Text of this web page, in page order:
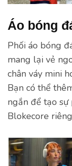
Áo bóng
Phối áo bóng
mang lại vẻ
chân váy mini
Bạn có thể
ngắn để tạo sự
Blokecore